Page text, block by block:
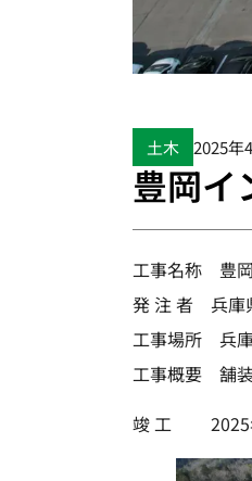
土木 2025年
豊岡イ
工事名称 豊岡
発 注 者 兵庫
工事場所 兵
工事概要 舗
竣 工 2025